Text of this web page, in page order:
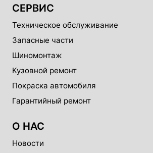
СЕРВИС
Техническое обслуживание
Запасные части
Шиномонтаж
Кузовной ремонт
Покраска автомобиля
Гарантийный ремонт
О НАС
Новости